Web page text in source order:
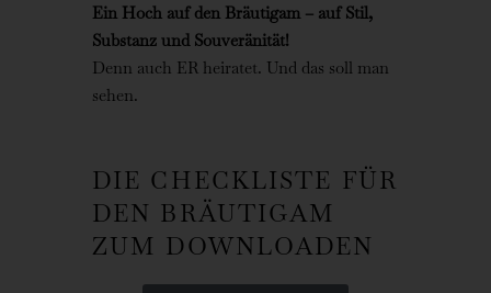
Ein Hoch auf den Bräutigam – auf Stil,
Substanz und Souveränität!
Denn auch ER heiratet. Und das soll man
sehen.
DIE CHECKLISTE FÜR
DEN BRÄUTIGAM
ZUM DOWNLOADEN